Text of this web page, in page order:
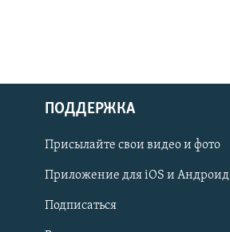
Українською
Qırımtatar
ПРИСОЕДИНЯЙТЕСЬ!
ПОДДЕРЖКА
Присылайте свои видео и фото
Приложение для iOS и Андроид
Подписаться